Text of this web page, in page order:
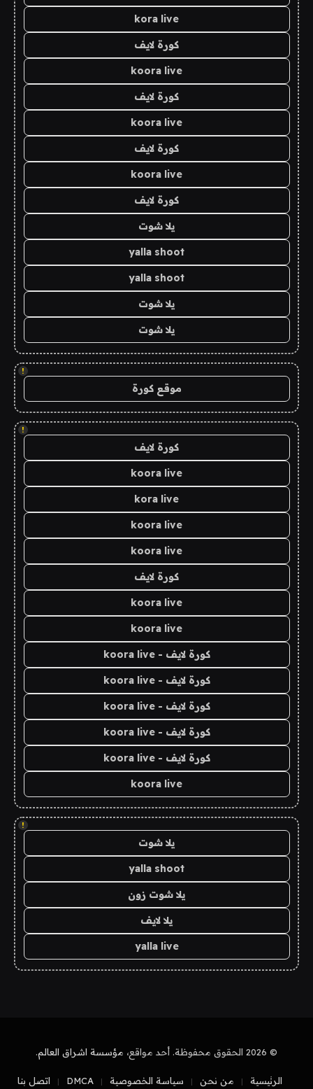
kora live
كورة لايف
koora live
كورة لايف
koora live
كورة لايف
koora live
كورة لايف
يلا شوت
yalla shoot
yalla shoot
يلا شوت
يلا شوت
!
موقع كورة
!
كورة لايف
koora live
kora live
koora live
koora live
كورة لايف
koora live
koora live
كورة لايف - koora live
كورة لايف - koora live
كورة لايف - koora live
كورة لايف - koora live
كورة لايف - koora live
koora live
!
يلا شوت
yalla shoot
يلا شوت زون
يلا لايف
yalla live
© 2026 الحقوق محفوظة. أحد مواقع، مؤسسة اشراق العالم.
الرئيسية من نحن سياسة الخصوصية DMCA اتصل بنا